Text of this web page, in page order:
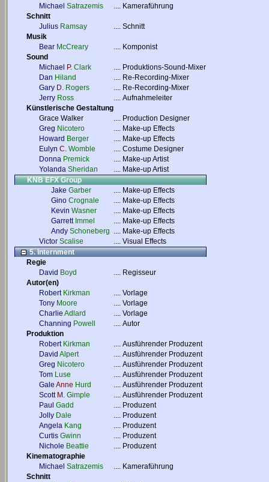
Michael Satrazemis .... Kameraführung
Schnitt
Julius Ramsay .... Schnitt
Musik
Bear McCreary .... Komponist
Sound
Michael
P. Clark .... Produktions-Sound-Mixer
Dan Hiland .... Re-Recording-Mixer
Gary D. Rogers .... Re-Recording-Mixer
Jerry Ross .... Aufnahmeleiter
Künstlerische Gestaltung
Grace Walker
.... Production Designer
Greg Nicotero .... Make-up Effects
Howard Berger .... Make-up Effects
Eulyn C. Womble .... Costume Designer
Donna Premick .... Make-up Artist
Yolanda Sheridan .... Make-up Artist
KNB EFX Group
Jake Garber .... Make-up Effects
Gino Crognale .... Make-up Effects
Kevin Wasner .... Make-up Effects
Garrett Immel .... Make-up Effects
Andy Schoneberg .... Make-up Effects
Victor Scalise .... Visual Effects
5. Internment
Regie
David Boyd .... Regisseur
Autor(en)
Robert Kirkman .... Vorlage
Tony Moore .... Vorlage
Charlie Adlard .... Vorlage
Channing Powell .... Autor
Produktion
Robert Kirkman .... Ausführender Produzent
David Alpert .... Ausführender Produzent
Greg Nicotero .... Ausführender Produzent
Tom Luse .... Ausführender Produzent
Gale Anne Hurd .... Ausführender Produzent
Scott M. Gimple .... Ausführender Produzent
Paul Gadd .... Produzent
Jolly Dale .... Produzent
Angela Kang .... Produzent
Curtis Gwinn .... Produzent
Nichole Beattie .... Produzent
Kinematographie
Michael Satrazemis .... Kameraführung
Schnitt